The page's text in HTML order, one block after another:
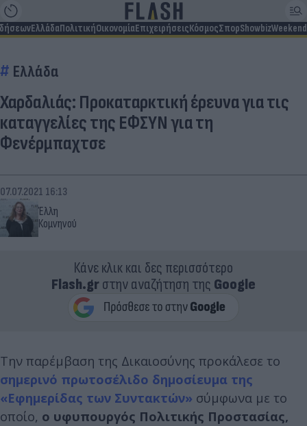
ΕλλάδαΠολιτικήΟικονομίαΕπιχειρήσειςΚόσμοςΣπορShowbizWeekend
Ελλάδα
Χαρδαλιάς: Προκαταρκτική έρευνα για τις
καταγγελίες της ΕΦΣΥΝ για τη
Φενέρμπαχτσε
Έλλη
Κομνηνού
07.07.2021 16:13
Κάνε κλικ και δες περισσότερο
Flash.grστην αναζήτηση της Google
Την παρέμβαση της Δικαιοσύνης προκάλεσε το
σημερινό πρωτοσέλιδο δημοσίευμα της
«Εφημερίδας των Συντακτών» σύμφωνα με το
οποίο, ο υφυπουργός Πολιτικής Προστασίας,